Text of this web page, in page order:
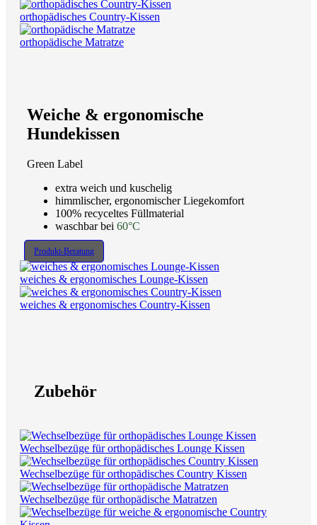
orthopädisches Country-Kissen
orthopädische Matratze
Weiche & ergonomische
Hundekissen
Green Label
extra weich und kuschelig
himmlischer, ergonomischer Liegekomfort
100% recyceltes Füllmaterial
waschbar bei 60°C
Produkt-Beratung
weiches & ergonomisches Lounge-Kissen
weiches & ergonomisches Country-Kissen
Zubehör
Wechselbezüge für orthopädisches Lounge Kissen
Wechselbezüge für orthopädisches Country Kissen
Wechselbezüge für orthopädische Matratzen